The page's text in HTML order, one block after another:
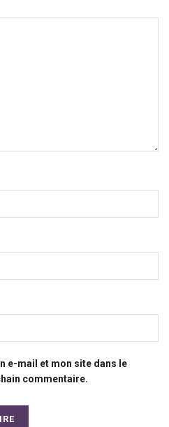
e-mail et mon site dans le
commentaire.